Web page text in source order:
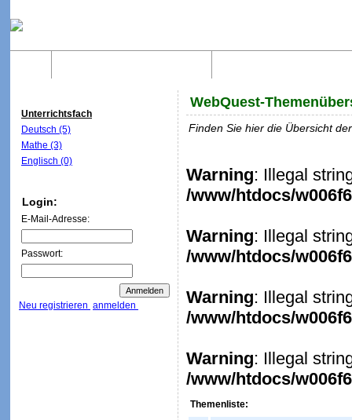
Unterrichtsfach
Deutsch (5)
Mathe (3)
Englisch (0)
Login:
E-Mail-Adresse:
Passwort:
Neu registrieren anmelden
WebQuest-
Finden Sie hier die Übersicht
Warning: Illegal
/www/htdocs/
Warning: Illegal
/www/htdocs/
Warning: Illegal
/www/htdocs/
Warning: Illegal
/www/htdocs/
Themenliste: